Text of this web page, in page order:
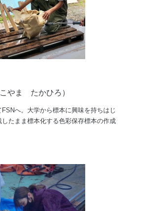
やま たかひろ）
へ。大学から標本に興味を持ちはじ
たまま標本化する色彩保存標本の作成